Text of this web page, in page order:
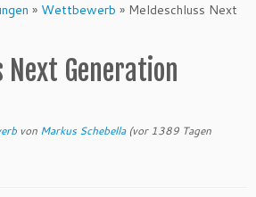
» Wettbewerb » Meldeschluss Next
Next Generation
von Markus Schebella(vor 1389 Tagen